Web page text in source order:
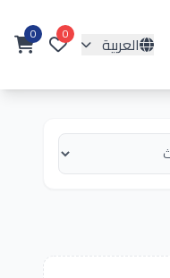
العربية 0
0